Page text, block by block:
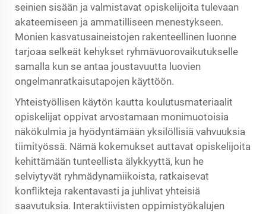
seinien sisään ja valmistavat opiskelijoita tulevaan
akateemiseen ja ammatilliseen menestykseen.
Monien kasvatusaineistojen rakenteellinen luonne
tarjoaa selkeät kehykset ryhmävuorovaikutukselle
samalla kun se antaa joustavuutta luovien
ongelmanratkaisutapojen käyttöön.
Yhteistyöllisen käytön kautta koulutusmateriaalit
opiskelijat oppivat arvostamaan monimuotoisia
näkökulmia ja hyödyntämään yksilöllisiä vahvuuksia
tiimityössä. Nämä kokemukset auttavat opiskelijoita
kehittämään tunteellista älykkyyttä, kun he
selviytyvät ryhmädynamiikoista, ratkaisevat
konflikteja rakentavasti ja juhlivat yhteisiä
saavutuksia. Interaktiivisten oppimistyökalujen